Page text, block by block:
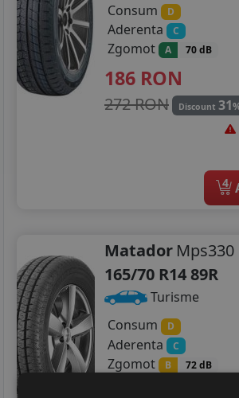
Consum
D
Aderenta C
Zgomot A 70 dB
186 RON
272 RON Discount 31
4
Matador
165/70 R14 89R
Turisme
Consum
D
Aderenta C
Zgomot B 72 dB